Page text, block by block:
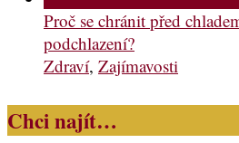
Proč se chránit před
podchlazení?
Zdraví, Zajímavosti
Chci najít…